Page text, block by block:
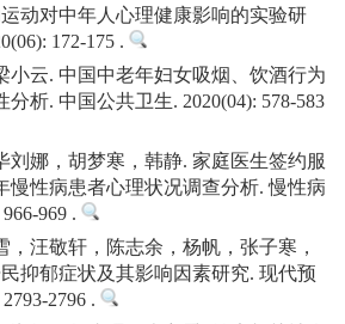
动对中年人心理健康影响的实验研
172-175 .
小云. 中国中老年妇女吸烟、饮酒行为
析. 中国公共卫生. 2020(04): 578-583
刘娜，胡梦寒，韩静. 家庭医生签约服
慢性病患者心理状况调查分析. 慢性病
969 .
，汪敬轩，陈志余，杨帆，张子寒，
抑郁症状及其影响因素研究. 现代预
2796 .